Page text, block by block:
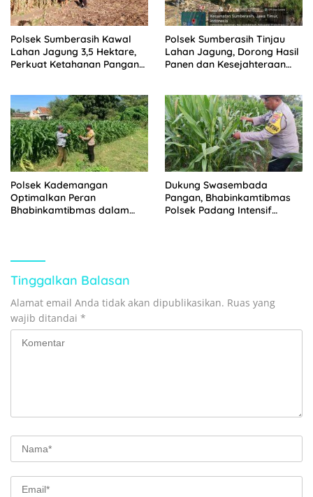
Polsek Sumberasih Kawal
Lahan Jagung 3,5 Hektare,
Perkuat Ketahanan Pangan
Polsek Sumberasih Tinjau
Lahan Jagung, Dorong Hasil
Panen dan Kesejahteraan
Polsek Kademangan
Optimalkan Peran
Bhabinkamtibmas dalam
Dukung Swasembada
Pangan, Bhabinkamtibmas
Polsek Padang Intensif
Tinggalkan Balasan
Alamat email Anda tidak akan dipublikasikan. Ruas yang
wajib ditandai *